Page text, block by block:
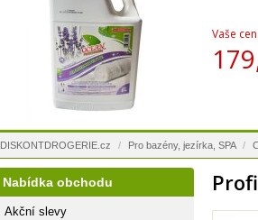
Vaše
DISKONTDROGERIE.cz / Pro bazény, jezírka, SPA /
Nabídka obchodu
Akční slevy